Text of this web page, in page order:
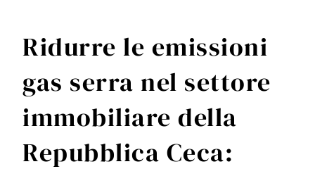
Ridurre le emissioni
gas serra nel settore
immobiliare della
Repubblica Ceca: